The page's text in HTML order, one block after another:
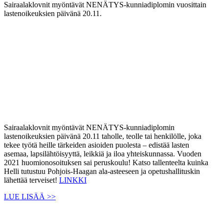
Sairaalaklovnit myöntävät NENÄTYS-kunniadiplomin vuosittain
lastenoikeuksien päivänä 20.11.
Sairaalaklovnit myöntävät NENÄTYS-kunniadiplomin
lastenoikeuksien päivänä 20.11 taholle, teolle tai henkilölle, joka
tekee työtä heille tärkeiden asioiden puolesta – edistää lasten
asemaa, lapsilähtöisyyttä, leikkiä ja iloa yhteiskunnassa. Vuoden
2021 huomionosoituksen sai peruskoulu! Katso tallenteelta kuinka
Helli tutustuu Pohjois-Haagan ala-asteeseen ja opetushallituskin
lähettää terveiset! LINKKI
LUE LISÄÄ >>